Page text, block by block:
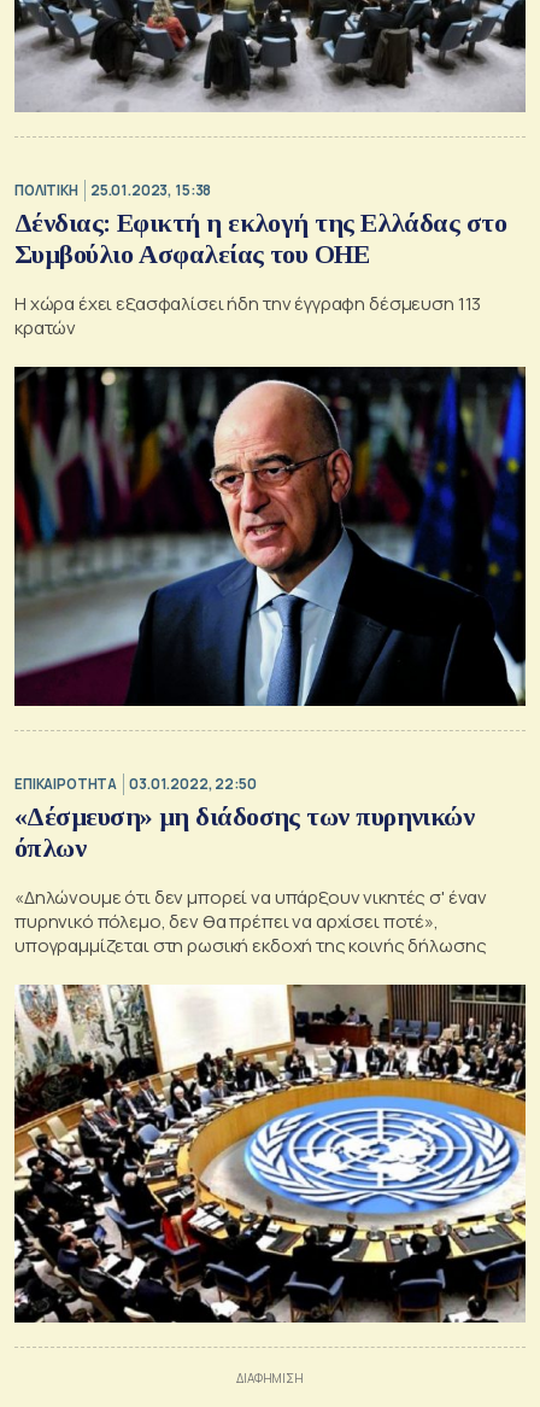
ΠΟΛΙΤΙΚΗ 25.01.2023, 15:38
Δένδιας: Εφικτή η εκλογή της Ελλάδας στο
Συμβούλιο Ασφαλείας του ΟΗΕ
Η χώρα έχει εξασφαλίσει ήδη την έγγραφη δέσμευση 113
κρατών
ΕΠΙΚΑΙΡΟΤΗΤΑ 03.01.2022, 22:50
«Δέσμευση» μη διάδοσης των πυρηνικών
όπλων
«Δηλώνουμε ότι δεν μπορεί να υπάρξουν νικητές σ' έναν
πυρηνικό πόλεμο, δεν θα πρέπει να αρχίσει ποτέ»,
υπογραμμίζεται στη ρωσική εκδοχή της κοινής δήλωσης